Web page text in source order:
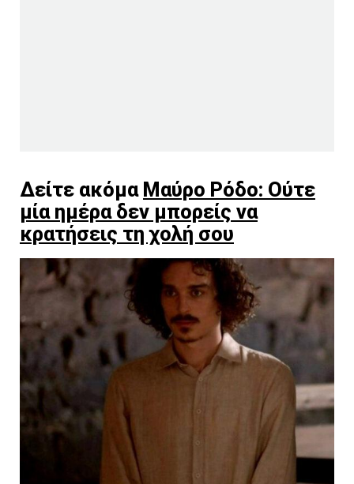
Δείτε ακόμα Μαύρο Ρόδο: Ούτε
μία ημέρα δεν μπορείς να
κρατήσεις τη χολή σου